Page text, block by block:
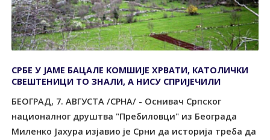
СРБЕ У ЈАМЕ БАЦАЛЕ КОМШИЈЕ ХРВАТИ, КАТОЛИЧКИ
СВЕШТЕНИЦИ ТО ЗНАЛИ, А НИСУ СПРИЈЕЧИЛИ
БЕОГРАД, 7. АВГУСТА /СРНА/ - Оснивач Српског
националног друштва "Пребиловци" из Београда
Миленко Јахура изјавио је Срни да историја треба да